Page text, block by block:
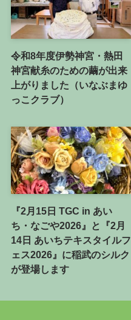
令和8年度伊勢神宮・熱田
神宮献糸のための繭が出来
上がりました（いなぶまゆ
っこクラブ）
『2月15日 TGC in あい
ち・なごや2026』と『2月
14日 あいちテキスタイルフ
ェス2026』に稲武のシルク
が登場します